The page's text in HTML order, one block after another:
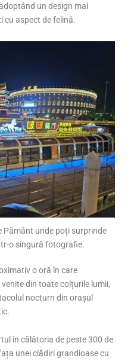
un design mai
cu aspect de felină.
Pământ unde poți surprinde
o singură fotografie.
o oră în care
din toate colțurile lumii,
nocturn din orașul
în călătoria de peste 300 de
unei clădiri grandioase cu